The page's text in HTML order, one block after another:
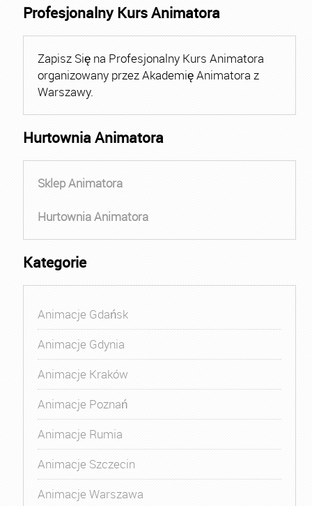
Profesjonalny Kurs Animatora
Zapisz Się na Profesjonalny Kurs Animatora
organizowany przez Akademię Animatora z
Warszawy.
Hurtownia Animatora
Sklep Animatora
Hurtownia Animatora
Kategorie
Animacje Gdańsk
Animacje Gdynia
Animacje Kraków
Animacje Poznań
Animacje Rumia
Animacje Szczecin
Animacje Warszawa